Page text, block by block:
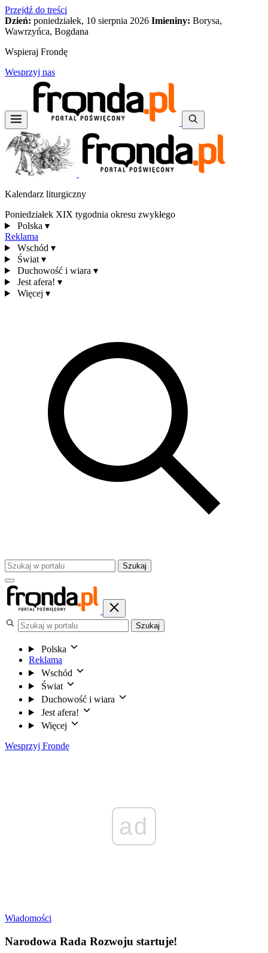
Przejdź do treści
Dzień: poniedziałek, 10 sierpnia 2026 Imieniny: Borysa,
Wawrzyńca, Bogdana
Wspieraj Frondę
Wesprzyj nas
Kalendarz liturgiczny
Poniedziałek XIX tygodnia okresu zwykłego
Polska ▾
Reklama
Wschód ▾
Świat ▾
Duchowość i wiara ▾
Jest afera! ▾
Więcej ▾
Szukaj
Szukaj
Polska
Reklama
Wschód
Świat
Duchowość i wiara
Jest afera!
Więcej
Wesprzyj Frondę
ad
Wiadomości
Narodowa Rada Rozwoju startuje!